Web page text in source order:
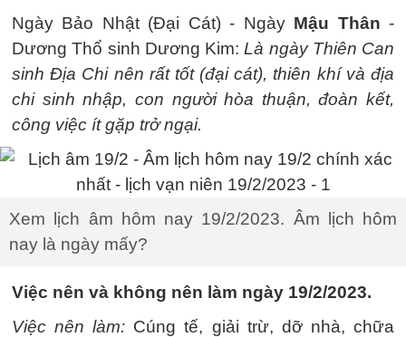
Ngày Bảo Nhật (Đại Cát) - Ngày Mậu Thân -
Dương Thổ sinh Dương Kim:Là ngày Thiên Can
sinh Địa Chi nên rất tốt (đại cát), thiên khí và địa
chi sinh nhập, con người hòa thuận, đoàn kết,
công việc ít gặp trở ngại.
Xem lịch âm hôm nay 19/2/2023. Âm lịch hôm
nay là ngày mấy?
Việc nên và không nên làm ngày 19/2/2023.
Việc nên làm: Cúng tế, giải trừ, dỡ nhà, chữa